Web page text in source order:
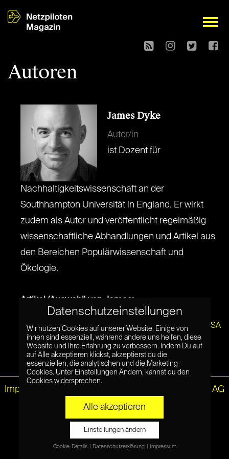
open
Autoren
James Dyke
Autor/in
ist Dozent für
Nachhaltigkeitswissenschaft an der
Southhampton Universität in England. Er wirkt
zudem als Autor und veröffentlicht regelmäßig
wissenschaftliche Abhandlungen und Artikel aus
den Bereichen Populärwissenschaft und
Ökologie.
Artikel (Auswahl) von James:
➜ Fünf Gründe, warum wir die Klimaforschung der NASA
brauchen
Impressum © Netzpiloten AG
Datenschutzeinstellungen
Wir nutzen Cookies auf unserer Website. Einige von
ihnen sind essenziell, während andere uns helfen, diese
Website und Ihre Erfahrung zu verbessern. Indem Du auf
auf Alle akzeptieren klickst, akzeptierst du die
essenziellen, die analytischen und die Marketing-
Cookies. Unter Einstellungen Ändern, kannst du den
Cookies widersprechen.
Alle akzeptieren
Einstellungen ändern
Cookie-Details Datenschutzerklärung Impressum